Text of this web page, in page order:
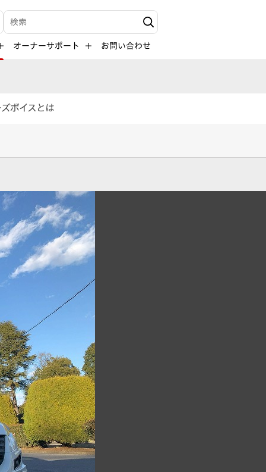
検索キーワード入力
オーナーサポート お問い合わせ
ボイスとは